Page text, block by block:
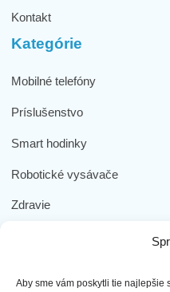
Aby sme vám poskytli tie najlepšie
Kontakt
Kategórie
Mobilné telefóny
Príslušenstvo
Smart hodinky
Robotické vysávače
Zdravie